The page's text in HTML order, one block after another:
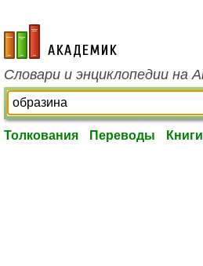
academic.ru
Словари и энциклопедии на
Толкования Переводы Книги